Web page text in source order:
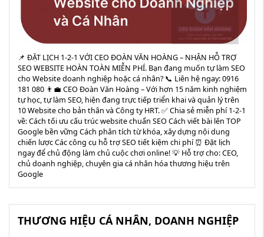
📌 ĐẶT LỊCH 1-2-1 VỚI CEO ĐOÀN VĂN HOÀNG – NHẬN HỖ TRỢ
SEO WEBSITE HOÀN TOÀN MIỄN PHÍ. Bạn đang muốn tự làm SEO
cho Website doanh nghiệp hoặc cá nhân? 📞 Liên hệ ngay: 0916
181 080 👨‍💼 CEO Đoàn Văn Hoàng – Với hơn 15 năm kinh nghiệm
tự học, tự làm SEO, hiện đang trực tiếp triển khai và quản lý trên
10 Website cho bản thân và Công ty HRT. ✅ Chia sẻ miễn phí 1-2-1
về: Cách tối ưu cấu trúc website chuẩn SEO Cách viết bài lên TOP
Google bền vững Cách phân tích từ khóa, xây dựng nội dung
chiến lược Các công cụ hỗ trợ SEO tiết kiệm chi phí ⏰ Đặt lịch
ngay để chủ động làm chủ cuộc chơi online! 💡 Hỗ trợ cho: CEO,
chủ doanh nghiệp, chuyên gia cá nhân hóa thương hiệu trên
Google
THƯƠNG HIỆU CÁ NHÂN, DOANH NGHIỆP